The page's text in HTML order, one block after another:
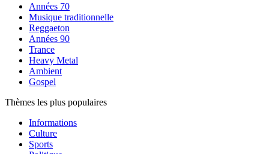
Années 70
Musique traditionnelle
Reggaeton
Années 90
Trance
Heavy Metal
Ambient
Gospel
Thèmes les plus populaires
Informations
Culture
Sports